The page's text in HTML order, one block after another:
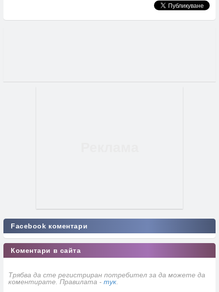
Facebook коментари
Коментари в сайта
Трябва да сте регистриран потребител за да можете да
коментирате. Правилата - тук